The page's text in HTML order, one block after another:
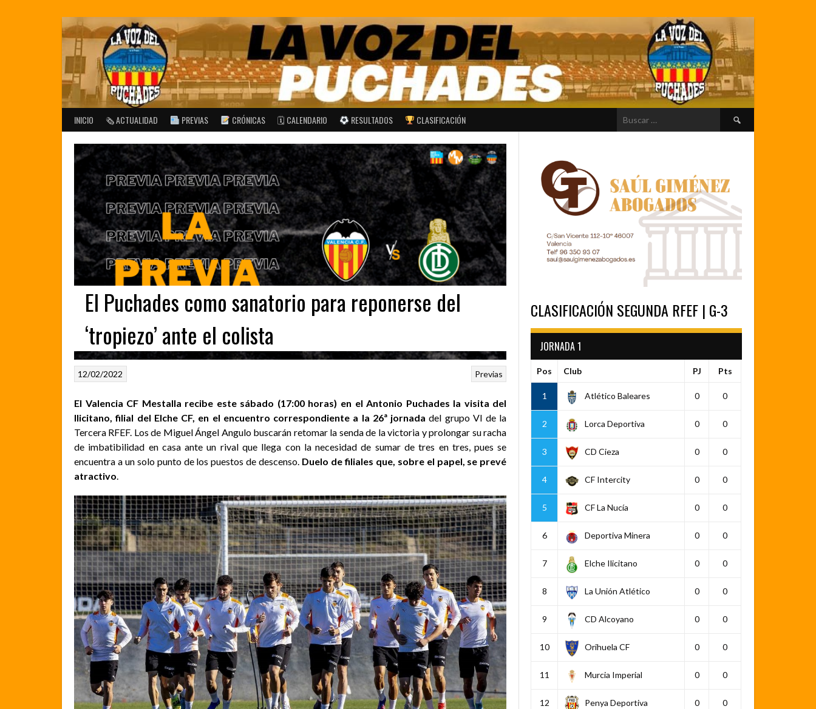
INICIO 🗞 ACTUALIDAD PREVIAS CRÓNICAS 🗓 CALENDARIO RESULTADOS CLASIFICACIÓN Buscar:
El Puchades como sanatorio para reponerse del
‘tropiezo’ ante el colista
Previas
12/02/2022
El Valencia CF Mestalla recibe este sábado (17:00 horas) en el Antonio Puchades la visita del
Ilicitano, filial del Elche CF, en el encuentro correspondiente a la 26ª jornada del grupo VI de la
Tercera RFEF. Los de Miguel Ángel Angulo buscarán retomar la senda de la victoria y prolongar su racha
de imbatibilidad en casa ante un rival que llega con la necesidad de sumar de tres en tres, pues se
encuentra a un solo punto de los puestos de descenso. Duelo de filiales que, sobre el papel, se prevé
atractivo
CLASIFICACIÓN SEGUNDA RFEF | G-3
JORNADA 1
Pos Club PJ Pts
1 Atlético Baleares 0 0
2 Lorca Deportiva 0 0
3 CD Cieza 0 0
4 CF Intercity 0 0
5 CF La Nucía 0 0
6 Deportiva Minera 0 0
7 Elche Ilicitano 0 0
8 La Unión Atlético 0 0
9 CD Alcoyano 0 0
10 Orihuela CF 0 0
11 Murcia Imperial 0 0
12 Penya Deportiva 0 0